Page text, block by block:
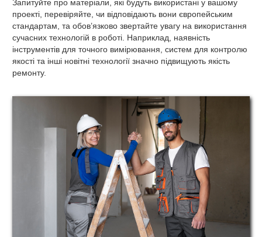
Запитуйте про матеріали, які будуть використані у вашому
проекті, перевіряйте, чи відповідають вони європейським
стандартам, та обов’язково звертайте увагу на використання
сучасних технологій в роботі. Наприклад, наявність
інструментів для точного вимірювання, систем для контролю
якості та інші новітні технології значно підвищують якість
ремонту.